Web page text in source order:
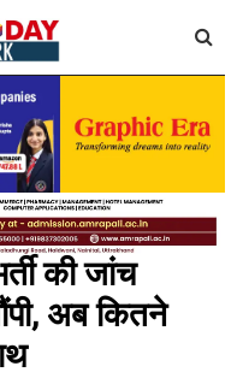
की जांच
अब कितने